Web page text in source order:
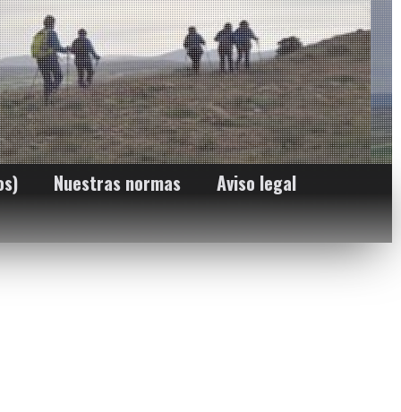
Nuestras normas Aviso legal